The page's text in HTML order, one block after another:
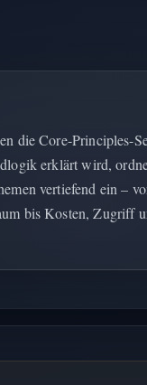
die Core-Principles-
erklärt wird,
vertiefend ein –
bis Kosten, Zugriff